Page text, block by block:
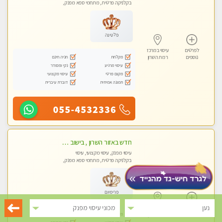
נען מכוני עיסוי מפנק
לפרטים
נוספים
עיסוי במרכז
רמת השרון
בקלניקה פרטית, מתחמי ספא מפנק,
פלטינה
מקלחת
חניה חינם
עיסוי מרגיע
נקי ומסודר
מקום פרטי
עיסוי מקצועי
תמונה אמיתית
דוברת עיברית
055-4532336
חדש באזור השרון , בישוב ניצני עוז ! נבחרת מטפלות ומטפלים
עיסוי מפנק, עיסוי מקצועי, עיסוי
בקלניקה פרטית, מתחמי ספא מפנק,
מכוני עיסוי מפנק, עיסוי טנטרה
פרימיום
מקלחת